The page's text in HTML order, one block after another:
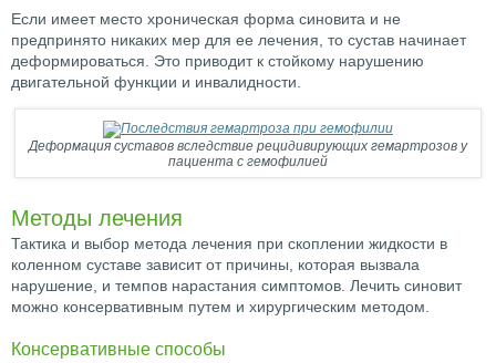
Если имеет место хроническая форма синовита и не
предпринято никаких мер для ее лечения, то сустав начинает
деформироваться. Это приводит к стойкому нарушению
двигательной функции и инвалидности.
Деформация суставов вследствие рецидивирующих гемартрозов у
пациента с гемофилией
Методы лечения
Тактика и выбор метода лечения при скоплении жидкости в
коленном суставе зависит от причины, которая вызвала
нарушение, и темпов нарастания симптомов. Лечить синовит
можно консервативным путем и хирургическим методом.
Консервативные способы